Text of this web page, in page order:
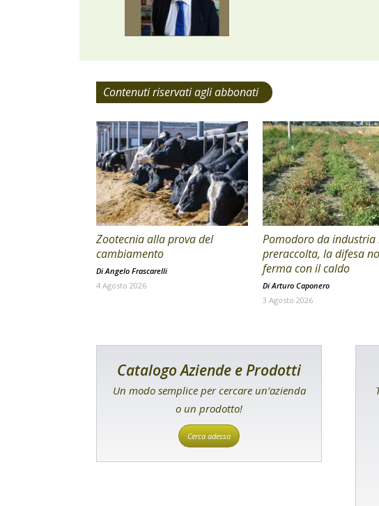
Contenuti riservati agli abbonati
Zootecnia alla prova del
cambiamento
Di Angelo Frascarelli
4 Agosto 2026
Pomodoro da industria
preraccolta, la difesa
ferma con il caldo
Di Arturo Caponero
3 Agosto 2026
Catalogo Aziende e Prodotti
Un modo semplice per cercare un’azienda
o un prodotto!
Cerca adesso